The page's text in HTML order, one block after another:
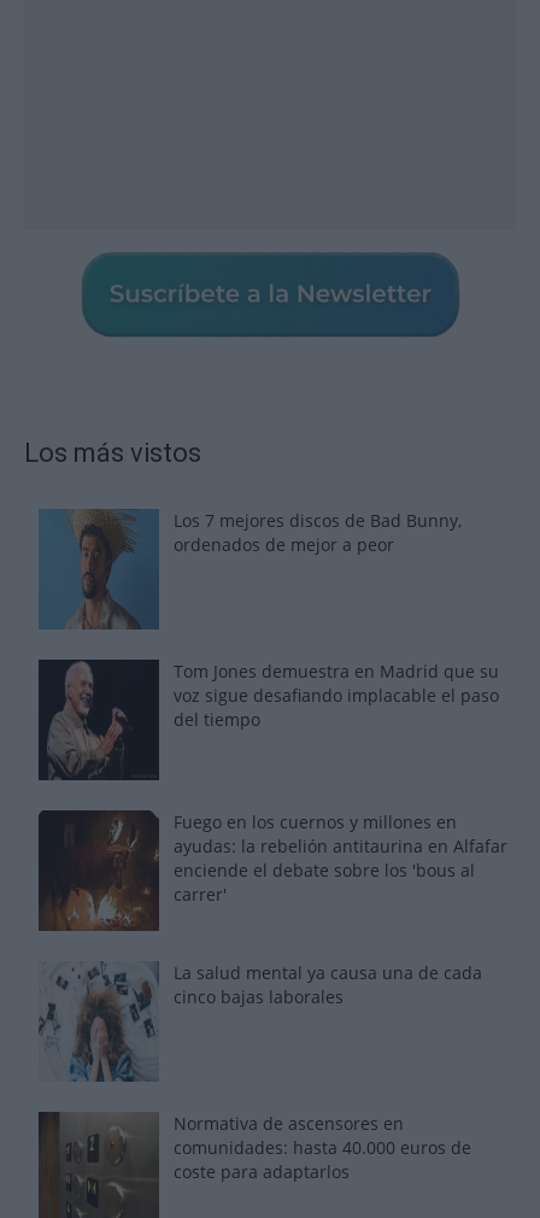
Los más vistos
Los 7 mejores discos de Bad Bunny,
ordenados de mejor a peor
Tom Jones demuestra en Madrid que su
voz sigue desafiando implacable el paso
del tiempo
Fuego en los cuernos y millones en
ayudas: la rebelión antitaurina en Alfafar
enciende el debate sobre los 'bous al
carrer'
La salud mental ya causa una de cada
cinco bajas laborales
Normativa de ascensores en
comunidades: hasta 40.000 euros de
coste para adaptarlos